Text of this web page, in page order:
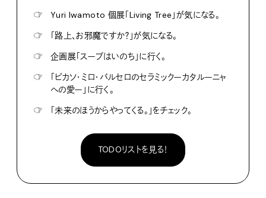
☞
Yuri Iwamoto 個展「Living Tree」が気になる。
☞
「路上、お邪魔ですか？」が気になる。
☞
企画展「スープはいのち」に行く。
☞
「ピカソ・ミロ・バルセロのセラミックーカタルーニャ
への愛ー」に行く。
☞
「未来のほうからやってくる。」をチェック。
TODOリストを見る！